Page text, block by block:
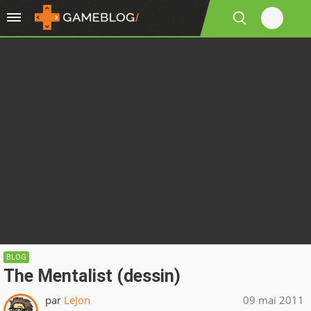
BLOG
The Mentalist (dessin)
par LeJon 09 mai 2011